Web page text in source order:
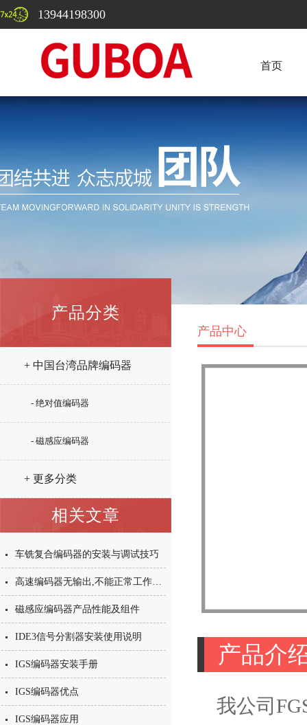
13944198300
首页
产品分类
+ 中国台湾品牌编码器
- 绝对值编码器
- 磁感应编码器
+ 更多分类
相关文章
车铣复合编码器的安装与调试技巧
高速编码器无输出,不能正常工作是怎么回事?
磁感应编码器产品性能及组件
IDE3信号分割器安装使用说明
IGS编码器安装手册
IGS编码器优点
IGS编码器应用
产品中心
产品介
我公司